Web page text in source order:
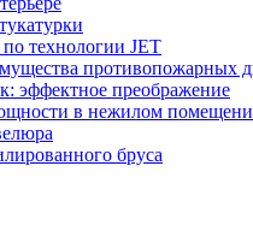
технологии JET
противопожарных
эффектное преображение
в нежилом
бруса